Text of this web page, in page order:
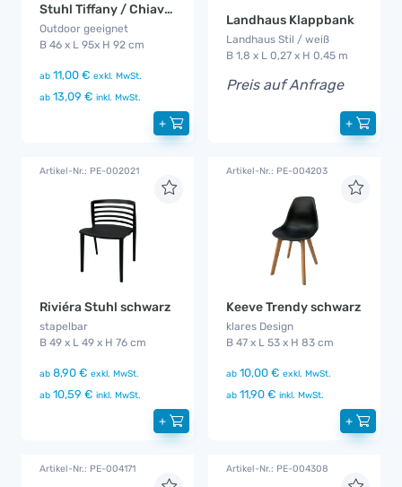
Stuhl Tiffany / Chiavaristyle mit Kissen
Outdoor geeignet
B 46 x L 95x H 92 cm
ab 11,00 € exkl. MwSt.
ab 13,09 € inkl. MwSt.
+
Landhaus Klappbank
Landhaus Stil / weiß
B 1,8 x L 0,27 x H 0,45 m
Preis auf Anfrage
+
Artikel-Nr.: PE-002021
Riviéra Stuhl schwarz
stapelbar
B 49 x L 49 x H 76 cm
ab 8,90 € exkl. MwSt.
ab 10,59 € inkl. MwSt.
+
Artikel-Nr.: PE-004203
Keeve Trendy schwarz
klares Design
B 47 x L 53 x H 83 cm
ab 10,00 € exkl. MwSt.
ab 11,90 € inkl. MwSt.
+
Artikel-Nr.: PE-004171 Artikel-Nr.: PE-004308